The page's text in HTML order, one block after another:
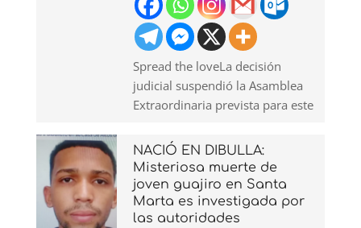
Spread the loveLa decisión
judicial suspendió la Asamblea
Extraordinaria prevista para este
NACIÓ EN DIBULLA:
Misteriosa muerte de
joven guajiro en Santa
Marta es investigada por
las autoridades